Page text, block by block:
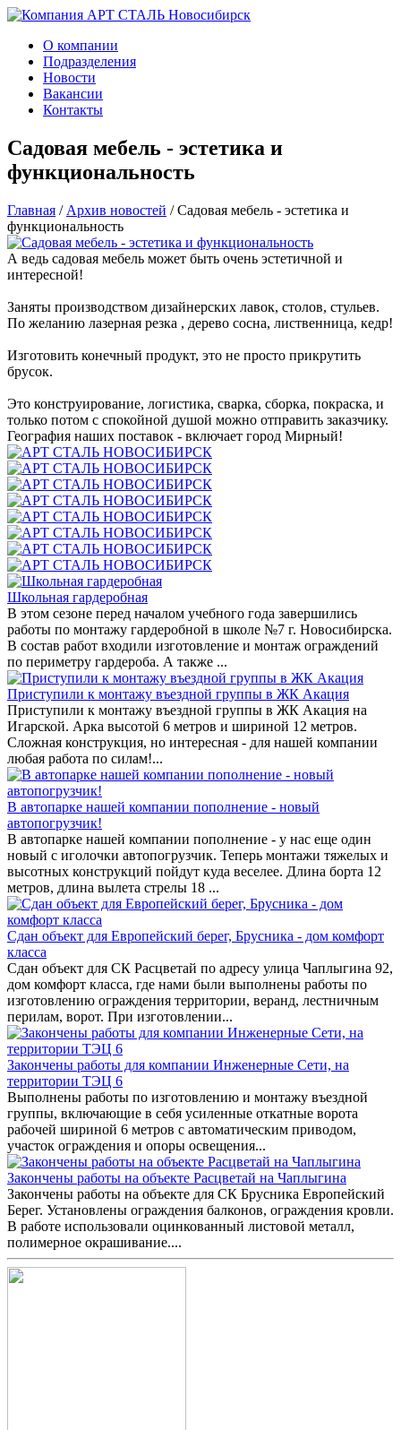
О компании
Подразделения
Новости
Вакансии
Контакты
Садовая мебель - эстетика и
функциональность
Главная / Архив новостей /Садовая мебель - эстетика и
функциональность
А ведь садовая мебель может быть очень эстетичной и
интересной!
Заняты производством дизайнерских лавок, столов, стульев.
По желанию лазерная резка , дерево сосна, лиственница, кедр!
Изготовить конечный продукт, это не просто прикрутить
брусок.
Это конструирование, логистика, сварка, сборка, покраска, и
только потом с спокойной душой можно отправить заказчику.
География наших поставок - включает город Мирный!
Школьная гардеробная
В этом сезоне перед началом учебного года завершились
работы по монтажу гардеробной в школе №7 г. Новосибирска.
В состав работ входили изготовление и монтаж ограждений
по периметру гардероба. А также ...
Приступили к монтажу въездной группы в ЖК Акация
Приступили к монтажу въездной группы в ЖК Акация на
Игарской. Арка высотой 6 метров и шириной 12 метров.
Сложная конструкция, но интересная - для нашей компании
любая работа по силам!...
В автопарке нашей компании пополнение - новый
автопогрузчик!
В автопарке нашей компании пополнение - у нас еще один
новый с иголочки автопогрузчик. Теперь монтажи тяжелых и
высотных конструкций пойдут куда веселее. Длина борта 12
метров, длина вылета стрелы 18 ...
Сдан объект для Европейский берег, Брусника - дом комфорт
класса
Сдан объект для СК Расцветай по адресу улица Чаплыгина 92,
дом комфорт класса, где нами были выполнены работы по
изготовлению ограждения территории, веранд, лестничным
перилам, ворот. При изготовлении...
Закончены работы для компании Инженерные Сети, на
территории ТЭЦ 6
Выполнены работы по изготовлению и монтажу въездной
группы, включающие в себя усиленные откатные ворота
рабочей шириной 6 метров с автоматическим приводом,
участок ограждения и опоры освещения...
Закончены работы на объекте Расцветай на Чаплыгина
Закончены работы на объекте для СК Брусника Европейский
Берег. Установлены ограждения балконов, ограждения кровли.
В работе использовали оцинкованный листовой металл,
полимерное окрашивание....